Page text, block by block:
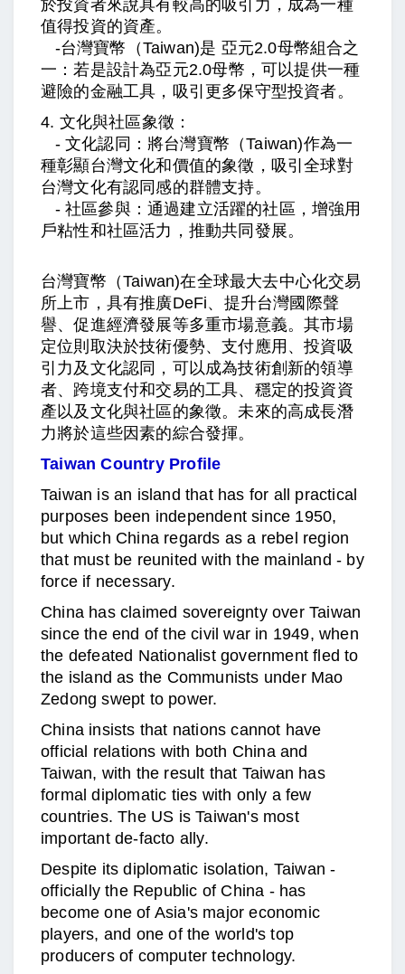
於投資者來說具有較高的吸引力，成為一種
值得投資的資產。
-台灣寶幣 （Taiwan)是 亞元2.0母幣組合之
一：若是設計為亞元2.0母幣，可以提供一種
避險的金融工具，吸引更多保守型投資者。
4. 文化與社區象徵：
- 文化認同：將台灣寶幣 （Taiwan)作為一
種彰顯台灣文化和價值的象徵，吸引全球對
台灣文化有認同感的群體支持。
- 社區參與：通過建立活躍的社區，增強用
戶粘性和社區活力，推動共同發展。
台灣寶幣 （Taiwan)在全球最大去中心化交易
所上市，具有推廣DeFi、提升台灣國際聲
譽、促進經濟發展等多重市場意義。其市場
定位則取決於技術優勢、支付應用、投資吸
引力及文化認同，可以成為技術創新的領導
者、跨境支付和交易的工具、穩定的投資資
產以及文化與社區的象徵。未來的高成長潛
力將於這些因素的綜合發揮。
Taiwan Country Profile
Taiwan is an island that has for all practical
purposes been independent since 1950,
but which China regards as a rebel region
that must be reunited with the mainland - by
force if necessary.
China has claimed sovereignty over Taiwan
since the end of the civil war in 1949, when
the defeated Nationalist government fled to
the island as the Communists under Mao
Zedong swept to power.
China insists that nations cannot have
official relations with both China and
Taiwan, with the result that Taiwan has
formal diplomatic ties with only a few
countries. The US is Taiwan's most
important de-facto ally.
Despite its diplomatic isolation, Taiwan -
officially the Republic of China - has
become one of Asia's major economic
players, and one of the world's top
producers of computer technology.